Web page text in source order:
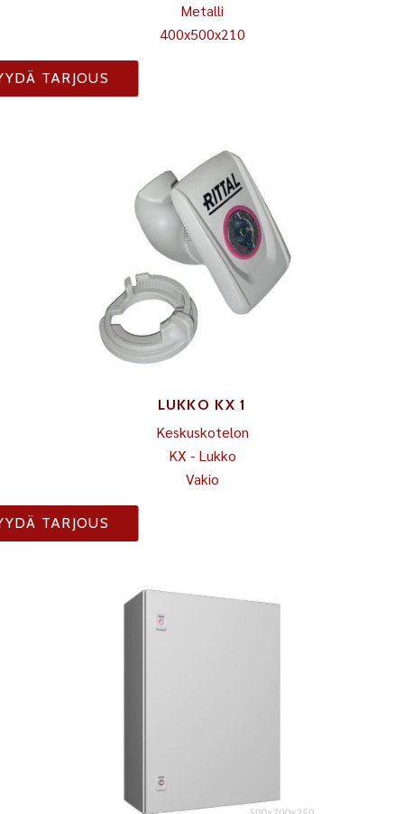
Metalli
400x500x210
TARJOUS
LUKKO KX 1
Keskuskotelon
KX - Lukko
Vakio
TARJOUS